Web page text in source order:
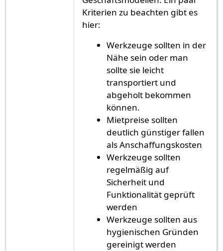
Kriterien zu beachten gibt es
hier:
Werkzeuge sollten in der
Nähe sein oder man
sollte sie leicht
transportiert und
abgeholt bekommen
können.
Mietpreise sollten
deutlich günstiger fallen
als Anschaffungskosten
Werkzeuge sollten
regelmäßig auf
Sicherheit und
Funktionalität geprüft
werden
Werkzeuge sollten aus
hygienischen Gründen
gereinigt werden